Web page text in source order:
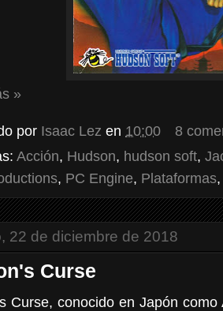
»
por Isaac Lez en 10:00
8
Acción, Hudson, hudson soft,
, PC Engine, Plataformas
22 de diciembre de 2018
Curse
Curse, conocido en Japón